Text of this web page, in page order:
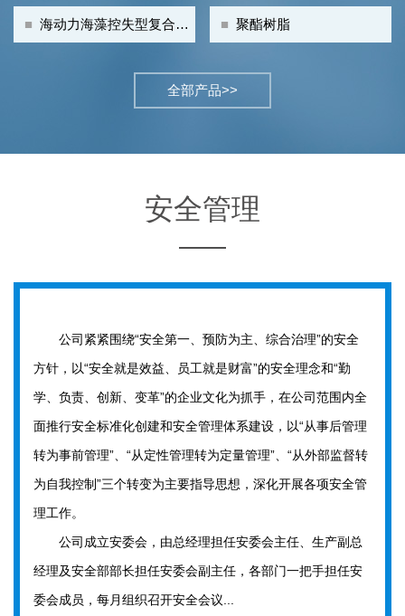
■聚酯树脂
■ 海动力海藻控失型复合肥
全部产品>>
安全管理
公司紧紧围绕“安全第一、预防为主、综合治理”的安全
方针，以“安全就是效益、员工就是财富”的安全理念和“勤
学、负责、创新、变革”的企业文化为抓手，在公司范围内全
面推行安全标准化创建和安全管理体系建设，以“从事后管理
转为事前管理”、“从定性管理转为定量管理”、“从外部监督转
为自我控制”三个转变为主要指导思想，深化开展各项安全管
理工作。
公司成立安委会，由总经理担任安委会主任、生产副总
经理及安全部部长担任安委会副主任，各部门一把手担任安
委会成员，每月组织召开安全会议...